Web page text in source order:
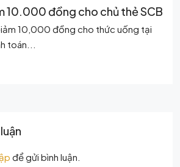
10.000 đồng cho chủ thẻ SCB
10,000 đồng cho thức uống tại
toán...
để gửi bình luận.